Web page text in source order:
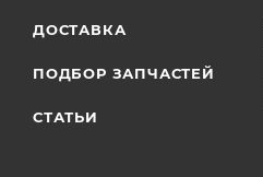
ДОСТАВКА
ПОДБОР ЗАПЧАСТЕЙ
СТАТЬИ